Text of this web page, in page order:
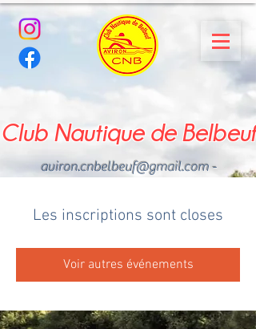
Club Nautique de Belbeuf
aviron.cnbelbeuf@gmail.com-
Les inscriptions sont closes
Voir autres événements